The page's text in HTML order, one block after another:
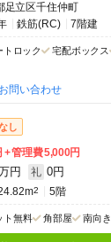
足立区千住仲町
鉄筋(RC) 7階建
トロック 宅配ボックス
問い合わせ
し
管理費5,000円
円 礼 0円
2 5階
ト無料 角部屋 南向き